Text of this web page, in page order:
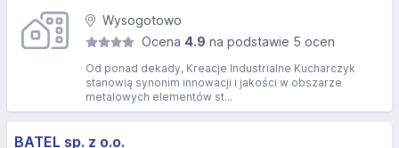
Wysogotowo
Ocena 4.9 na podstawie 5 ocen
Od ponad dekady, Kreacje Industrialne Kucharczyk
stanowią synonim innowacji i jakości w obszarze
metalowych elementów st...
BATEL sp. z o.o.